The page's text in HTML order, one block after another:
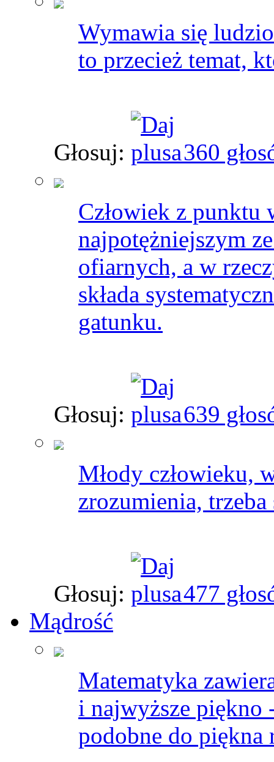
Wymawia się
to przecież temat,
Głosuj: 360
Człowiek z punktu
najpotężniejszym
ofiarnych, a w
składa
gatunku.
Głosuj: 639
Młody człowieku,
zrozumienia,
Głosuj:
477
Mądrość
Matematyka
i najwyższe piękno
podobne do piękna